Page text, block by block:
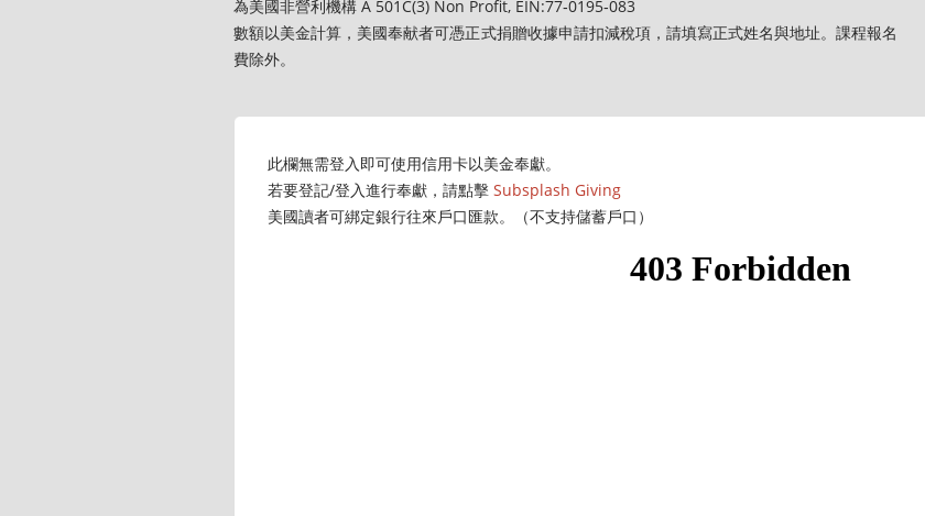
為美國非營利機構 A 501C(3) Non Profit, EIN:77‐0195‐083
數額以美金計算，美國奉献者可憑正式捐贈收據申請扣減稅項，請填寫正式姓名與地址。課程報名
費除外。
此欄無需登入即可使用信用卡以美金奉獻。
若要登記/登入進行奉獻，請點擊 Subsplash Giving
美國讀者可綁定銀行往來戶口匯款。（不支持儲蓄戶口）